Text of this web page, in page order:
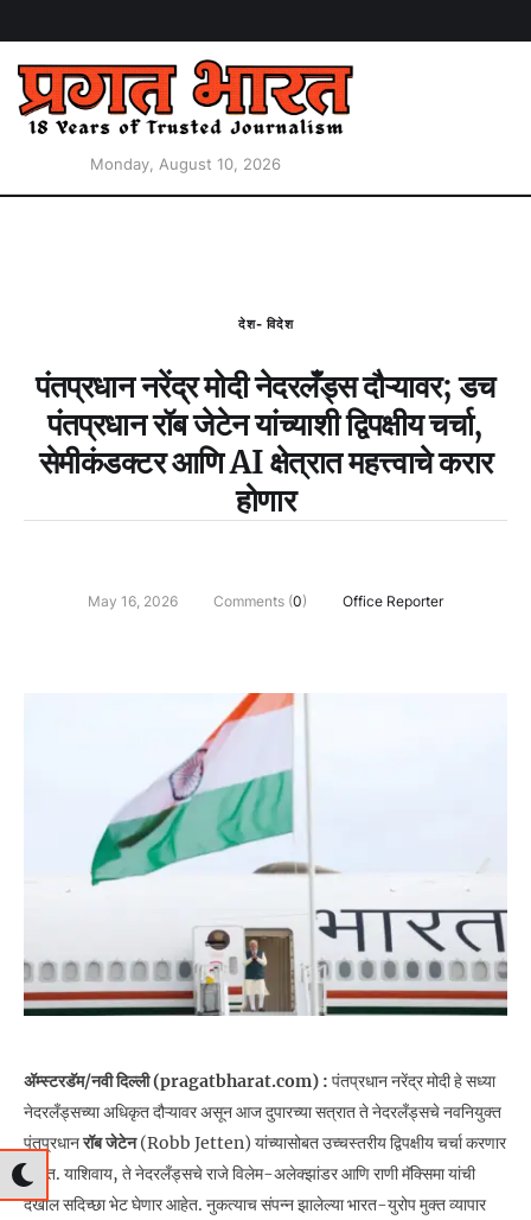
Monday, August 10, 2026
देश- विदेश
पंतप्रधान नरेंद्र मोदी नेदरलँड्स दौऱ्यावर; डच
पंतप्रधान रॉब जेटेन यांच्याशी द्विपक्षीय चर्चा,
सेमीकंडक्टर आणि AI क्षेत्रात महत्त्वाचे करार
होणार
May 16, 2026 Comments (0) Office Reporter
अ‍ॅम्स्टरडॅम/नवी दिल्ली (pragatbharat.com) : पंतप्रधान नरेंद्र मोदी हे सध्या
नेदरलँड्सच्या अधिकृत दौऱ्यावर असून आज दुपारच्या सत्रात ते नेदरलँड्सचे नवनियुक्त
पंतप्रधानरॉब जेटेन(Robb Jetten) यांच्यासोबत उच्चस्तरीय द्विपक्षीय चर्चा करणार
आहेत. याशिवाय, ते नेदरलँड्सचे राजे विलेम-अलेक्झांडर आणि राणी मॅक्सिमा यांची
देखील सदिच्छा भेट घेणार आहेत. नुकत्याच संपन्न झालेल्या भारत-युरोप मुक्त व्यापार